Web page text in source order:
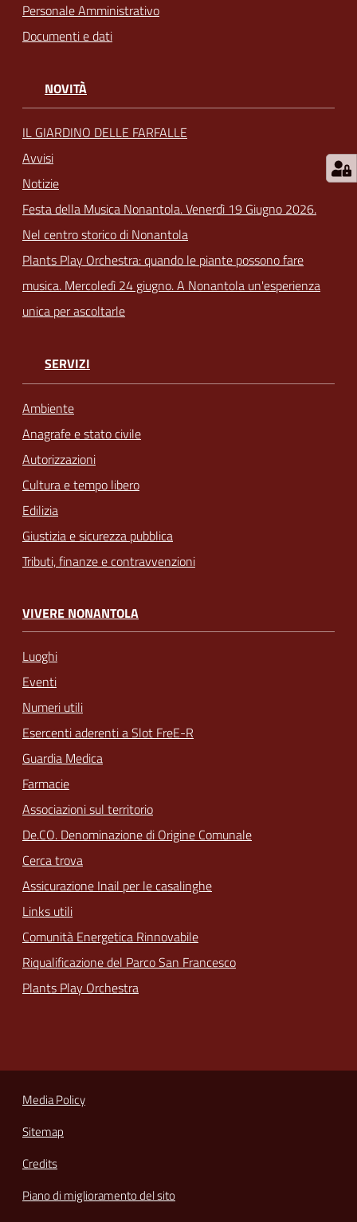
Personale Amministrativo
Documenti e dati
NOVITÀ
IL GIARDINO DELLE FARFALLE
Avvisi
Notizie
Festa della Musica Nonantola. Venerdì 19 Giugno 2026.
Nel centro storico di Nonantola
Plants Play Orchestra: quando le piante possono fare
musica. Mercoledì 24 giugno. A Nonantola un'esperienza
unica per ascoltarle
SERVIZI
Ambiente
Anagrafe e stato civile
Autorizzazioni
Cultura e tempo libero
Edilizia
Giustizia e sicurezza pubblica
Tributi, finanze e contravvenzioni
VIVERE NONANTOLA
Luoghi
Eventi
Numeri utili
Esercenti aderenti a Slot FreE-R
Guardia Medica
Farmacie
Associazioni sul territorio
De.CO. Denominazione di Origine Comunale
Cerca trova
Assicurazione Inail per le casalinghe
Links utili
Comunità Energetica Rinnovabile
Riqualificazione del Parco San Francesco
Plants Play Orchestra
Media Policy
Sitemap
Credits
Piano di miglioramento del sito